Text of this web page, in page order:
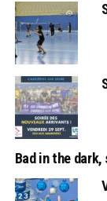
Bad in the